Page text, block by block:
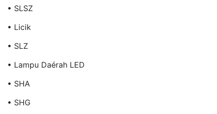
• SLSZ
• Licik
• SLZ
• Lampu Daérah LED
• SHA
• SHG